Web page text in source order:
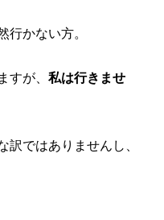
行かない方。
すが、私は行きませ
訳ではありませんし、